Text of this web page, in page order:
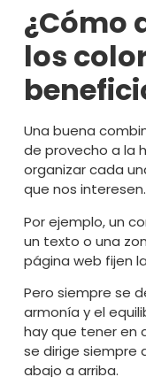
¿Cómo
los
Una buena
de provecho a la
organizar cada
que nos interesen.
Por ejemplo, un
un texto o una
página web fijen
Pero siempre se
armonía y el
hay que tener en
se dirige siempre
abajo a arriba.